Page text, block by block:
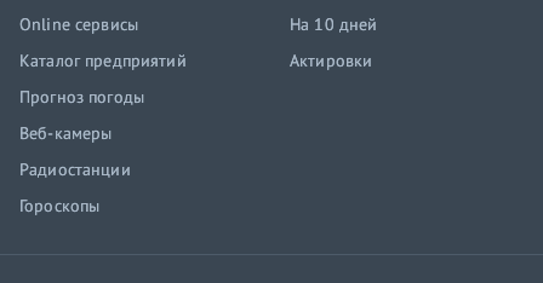
Online сервисы
Каталог предприятий
Прогноз погоды
Веб-камеры
Радиостанции
Гороскопы
На 10 дней
Актировки